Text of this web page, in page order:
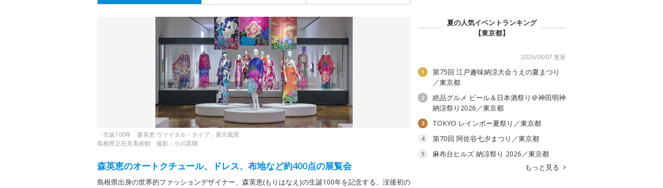
「生誕100年 森英恵 ヴァイタル・タイプ」展示風景
島根県立石見美術館 撮影：小川真輝
森英恵のオートクチュール、ドレス、布地など約400点の展覧会
島根県出身の世界的ファッションデザイナー、森英恵(もりはなえ)の生誕100年を記念する、没後初の
夏の人気イベントランキング
【東京都】
2026/08/07 更新
1
第75回 江戸趣味納涼大会うえの夏まつり
／東京都
2
絶品グルメ ビール＆日本酒祭り＠神田明神
納涼祭り2026／東京都
3 TOKYO レインボー夏祭り／東京都
4 第70回 阿佐谷七夕まつり／東京都
5
麻布台ヒルズ 納涼祭り 2026／東京都
もっと見る